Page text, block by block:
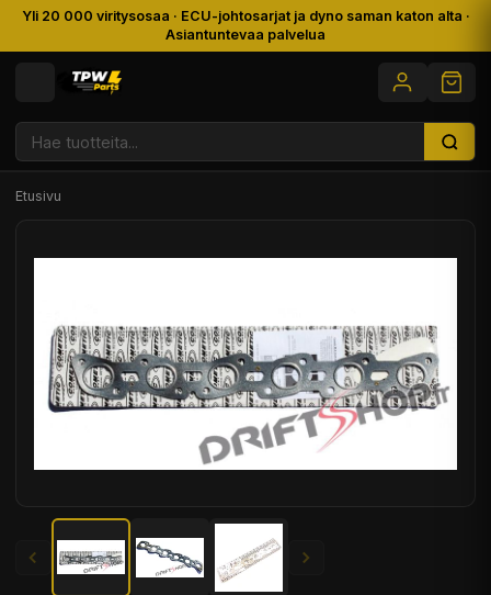
Yli 20 000 viritysosaa · ECU-johtosarjat ja dyno saman katon alta ·
Asiantuntevaa palvelua
Etusivu